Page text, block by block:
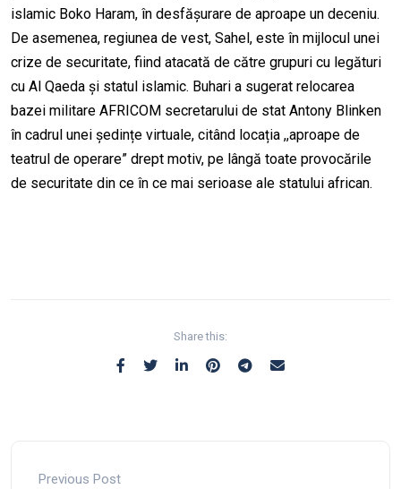
islamic Boko Haram, în desfășurare de aproape un deceniu.
De asemenea, regiunea de vest, Sahel, este în mijlocul unei
crize de securitate, fiind atacată de către grupuri cu legături
cu Al Qaeda și statul islamic. Buhari a sugerat relocarea
bazei militare AFRICOM secretarului de stat Antony Blinken
în cadrul unei ședințe virtuale, citând locația ,,aproape de
teatrul de operare” drept motiv, pe lângă toate provocările
de securitate din ce în ce mai serioase ale statului african.
Share this:
Previous Post